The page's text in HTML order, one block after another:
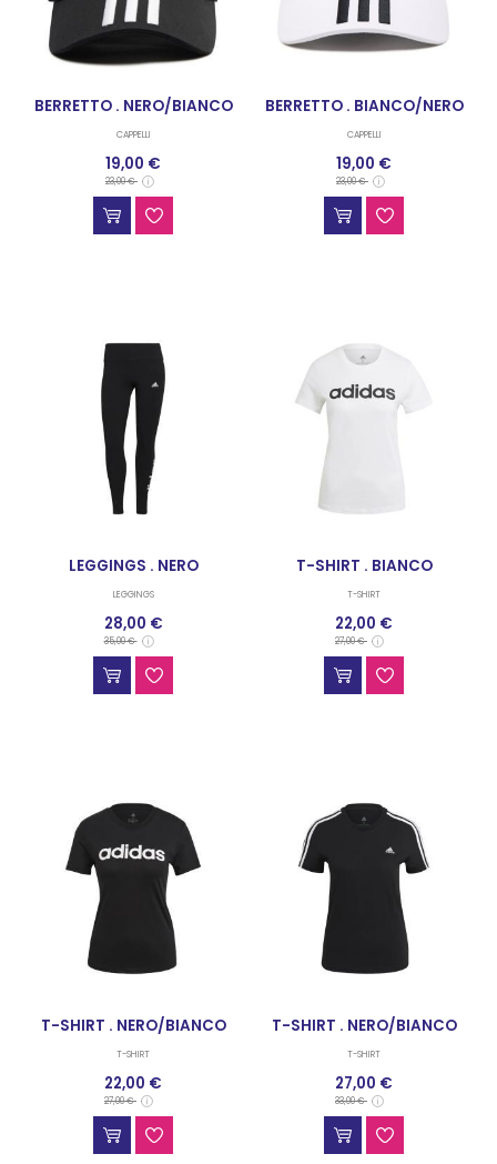
BERRETTO . NERO/BIANCO
CAPPELLI
19,00 €
23,00 €
BERRETTO . BIANCO/NERO
CAPPELLI
19,00 €
23,00 €
LEGGINGS . NERO
LEGGINGS
28,00 €
35,00 €
T-SHIRT . BIANCO
T-SHIRT
22,00 €
27,00 €
T-SHIRT . NERO/BIANCO
T-SHIRT
22,00 €
27,00 €
T-SHIRT . NERO/BIANCO
T-SHIRT
27,00 €
33,00 €